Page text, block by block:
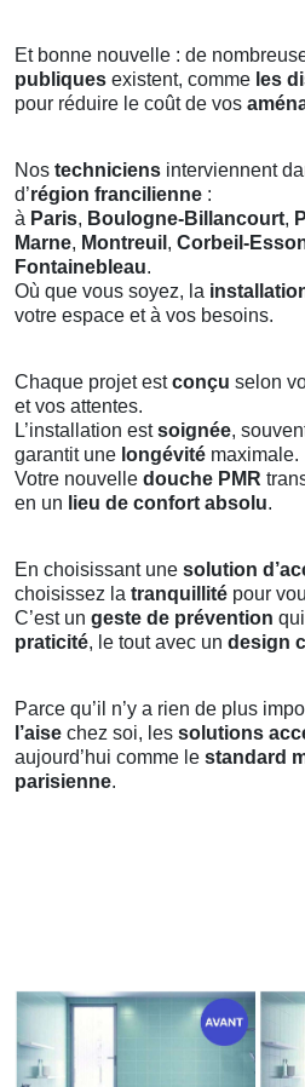
Et bonne nouvelle : de
publiques existent, comme les
pour réduire le coût de vos
Nos techniciens interviennent
d’région francilienne :
à Paris, Boulogne-Billancourt,
Marne, Montreuil , Corbeil-
Fontainebleau.
Où que vous soyez, la
votre espace et à vos besoins.
Chaque projet estconçu selon
et vos attentes.
L’installation estsoignée,
garantit une longévité maximale.
Votre nouvelle douche PMR
en un lieu de confort absolu.
En choisissant une solution
choisissez la tranquillité pour
C’est un geste de prévention
praticité, le tout avec un design
Parce qu’il n’y a rien de plus
l’aise chez soi, les solutions
aujourd’hui comme le standard
parisienne.